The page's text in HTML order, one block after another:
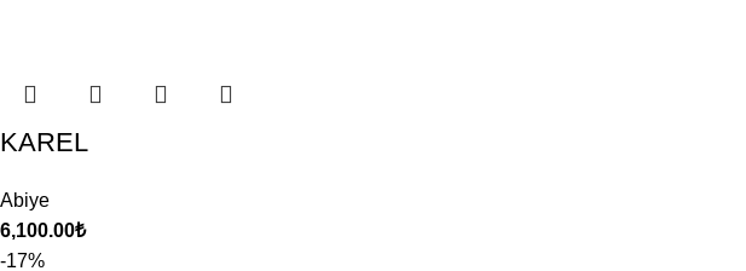
KAREL
Abiye
6,100.00₺
-17%